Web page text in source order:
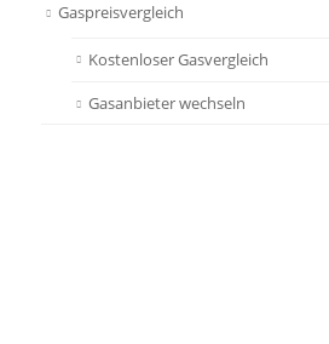
Gaspreisvergleich
Kostenloser Gasvergleich
Gasanbieter wechseln